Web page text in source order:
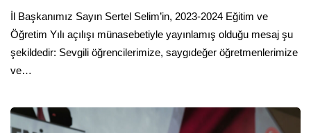
İl Başkanımız Sayın Sertel Selim’in, 2023-2024 Eğitim ve
Öğretim Yılı açılışı münasebetiyle yayınlamış olduğu mesaj şu
şekildedir: Sevgili öğrencilerimize, saygıdeğer öğretmenlerimize
ve…